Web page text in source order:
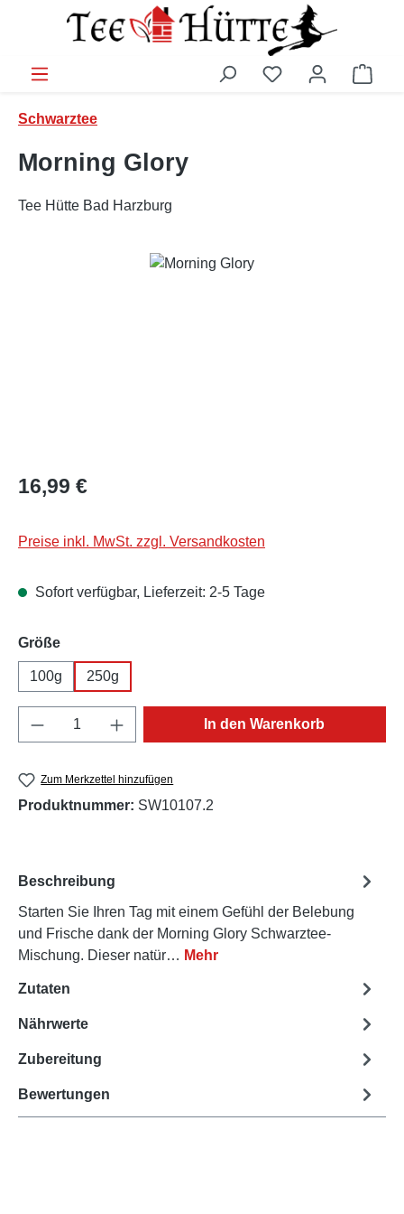
Zum Hauptinhalt springen
Schwarztee
Morning Glory
Tee Hütte Bad Harzburg
Bildergalerie überspringen
Regulärer Preis:
16,99 €
Preise inkl. MwSt. zzgl. Versandkosten
Sofort verfügbar, Lieferzeit: 2-5 Tage
Größeauswählen
100g 250g
Produkt Anzahl: Gib den gewünschten
In den Warenkorb
Zum Merkzettel hinzufügen
Produktnummer: SW10107.2
Beschreibung
Starten Sie Ihren Tag mit einem Gefühl der Belebung
und Frische dank der Morning Glory Schwarztee-
Mischung. Dieser natür… Mehr
Zutaten
Nährwerte
Zubereitung
Bewertungen